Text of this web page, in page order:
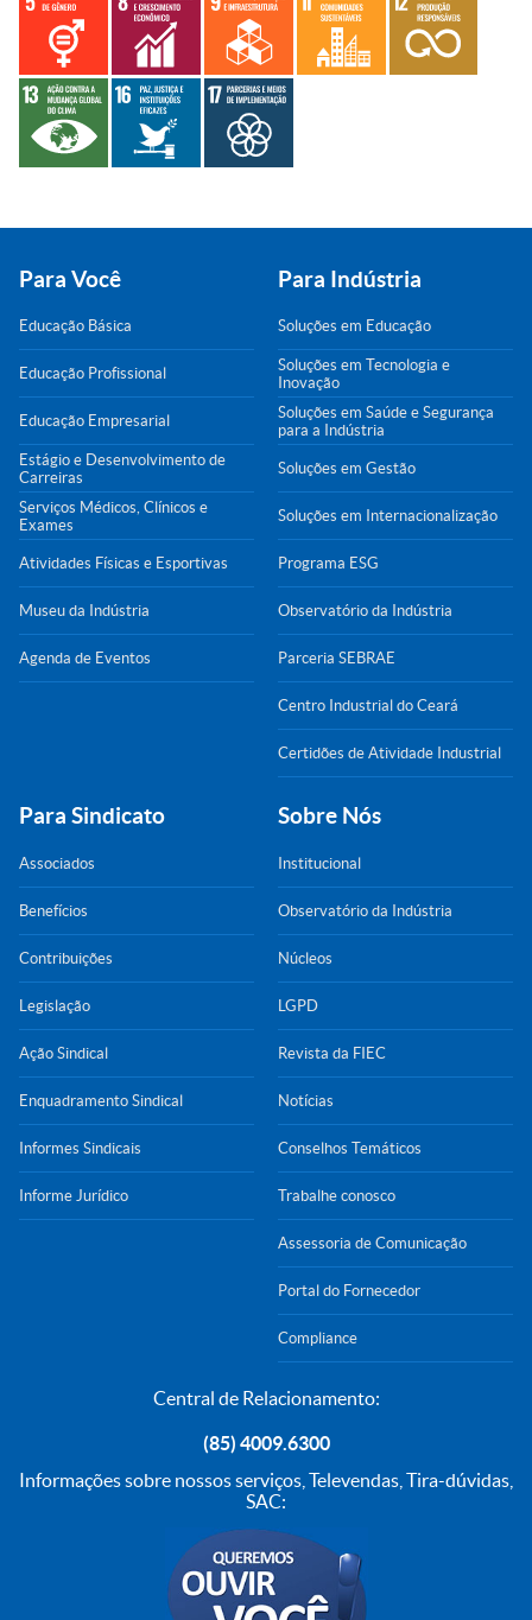
Para Você
Educação Básica
Educação Profissional
Educação Empresarial
Estágio e Desenvolvimento de
Carreiras
Serviços Médicos, Clínicos e
Exames
Atividades Físicas e Esportivas
Museu da Indústria
Agenda de Eventos
Para Indústria
Soluções em Educação
Soluções em Tecnologia e
Inovação
Soluções em Saúde e Segurança
para a Indústria
Soluções em Gestão
Soluções em Internacionalização
Programa ESG
Observatório da Indústria
Parceria SEBRAE
Centro Industrial do Ceará
Certidões de Atividade Industrial
Para Sindicato
Associados
Benefícios
Contribuições
Legislação
Ação Sindical
Enquadramento Sindical
Informes Sindicais
Informe Jurídico
Sobre Nós
Institucional
Observatório da Indústria
Núcleos
LGPD
Revista da FIEC
Notícias
Conselhos Temáticos
Trabalhe conosco
Assessoria de Comunicação
Portal do Fornecedor
Compliance
Central de Relacionamento:
(85) 4009.6300
Informações sobre nossos serviços, Televendas, Tira-dúvidas,
SAC: